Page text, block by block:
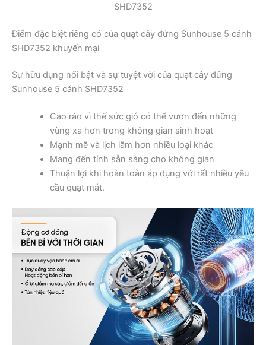
SHD7352
Điểm đặc biệt riêng có của quạt cây đứng Sunhouse 5 cánh
SHD7352 khuyến mại
Sự hữu dụng nổi bật và sự tuyệt vời của quạt cây đứng
Sunhouse 5 cánh SHD7352
Cao ráo vì thế sức gió có thể vươn đến những
vùng xa hơn trong không gian sinh hoạt
Mạnh mẽ và lịch lãm hơn nhiều loại khác
Mang đến tính sẵn sàng cho không gian
Thuận lợi khi hoàn toàn áp dụng với rất nhiều yêu
cầu quạt mát.